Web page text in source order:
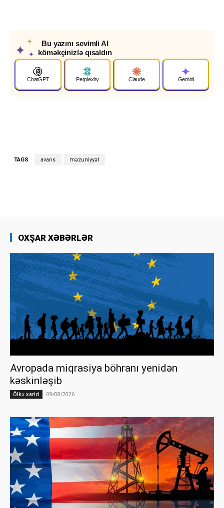
✦
✦
✦
Bu yazını sevimli AI
köməkçinizlə qısaldın
ChatGPT Perplexity Claude Gemini
TAGS avans məzuniyyət
OXŞAR XƏBƏRLƏR
Avropada miqrasiya böhranı yenidən
kəskinləşib
Ölkə xarici 09/08/2026